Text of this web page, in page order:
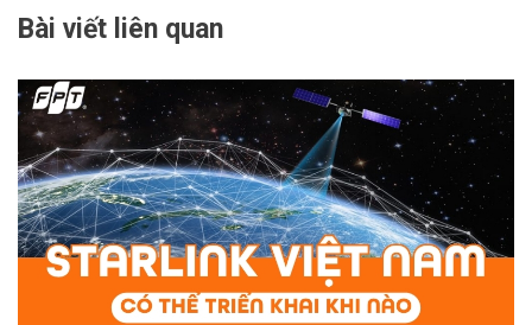
Bài viết liên quan